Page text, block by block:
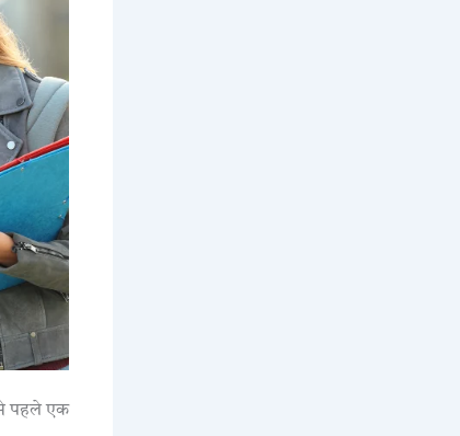
से पहले एक